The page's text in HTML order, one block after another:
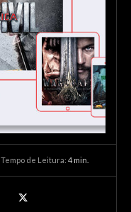
Tempo de Leitura: 4min.